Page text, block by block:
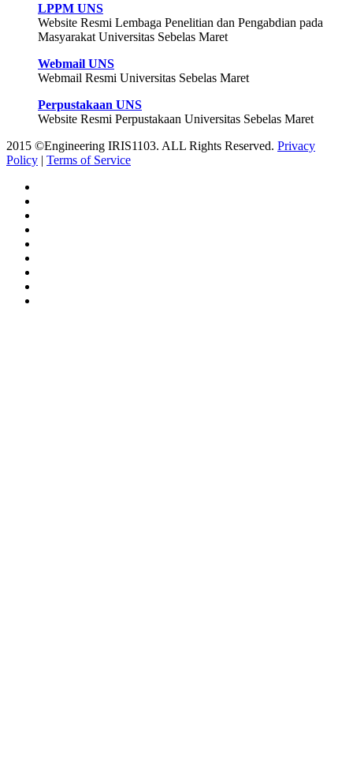
LPPM UNS
Website Resmi Lembaga Penelitian dan Pengabdian pada
Masyarakat Universitas Sebelas Maret
Webmail UNS
Webmail Resmi Universitas Sebelas Maret
Perpustakaan UNS
Website Resmi Perpustakaan Universitas Sebelas Maret
2015 ©Engineering IRIS1103. ALL Rights Reserved. Privacy
Policy | Terms of Service